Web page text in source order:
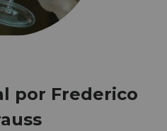
por Frederico